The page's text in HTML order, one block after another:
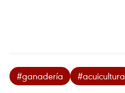
#ganadería #acuicultura